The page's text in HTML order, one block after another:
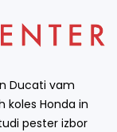
Ducati vam
koles Honda in
pester izbor